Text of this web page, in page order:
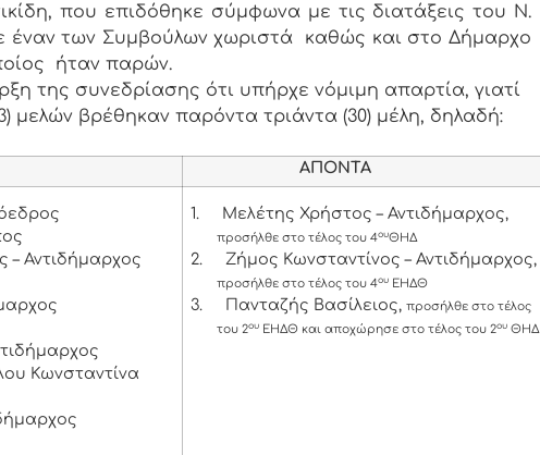
που επιδόθηκε σύμφωνα με τις διατάξεις του Ν.
έναν των Συμβούλων χωριστά καθώς και στο Δήμαρχο
ήταν παρών.
της συνεδρίασης ότι υπήρχε νόμιμη απαρτία, γιατί
μελών βρέθηκαν παρόντα τριάντα (30) μέλη, δηλαδή:
ΑΠΟΝΤΑ
Αντιδήμαρχος
Κωνσταντίνα
1. Μελέτης Χρήστος – Αντιδήμαρχος,
προσήλθε στο τέλος του 4ουΘΗΔ
2. Ζήμος Κωνσταντίνος – Αντιδήμαρχος,
προσήλθε στο τέλος του 4ουΕΗΔΘ
3. Πανταζής Βασίλειος, προσήλθε στο τέλος
του 2ουΕΗΔΘ και αποχώρησε στο τέλος του 2ουΘΗΔ